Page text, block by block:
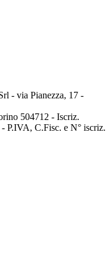
- via Pianezza, 17 -
504712 - Iscriz.
P.IVA, C.Fisc. e N° iscriz.